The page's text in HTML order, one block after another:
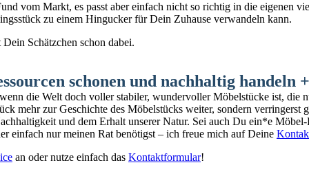
vom Markt, es passt aber einfach nicht so richtig in die eigenen
zu einem Hingucker für Dein Zuhause verwandeln kann.
Schätzchen schon dabei.
schonen und nachhaltig handeln
die Welt doch voller stabiler, wundervoller Möbelstücke ist, die
mehr zur Geschichte des Möbelstücks weiter, sondern
und dem Erhalt unserer Natur. Sei auch Du ein*e
einfach nur meinen Rat benötigst – ich freue mich auf Deine
an oder nutze einfach das Kontaktformular!